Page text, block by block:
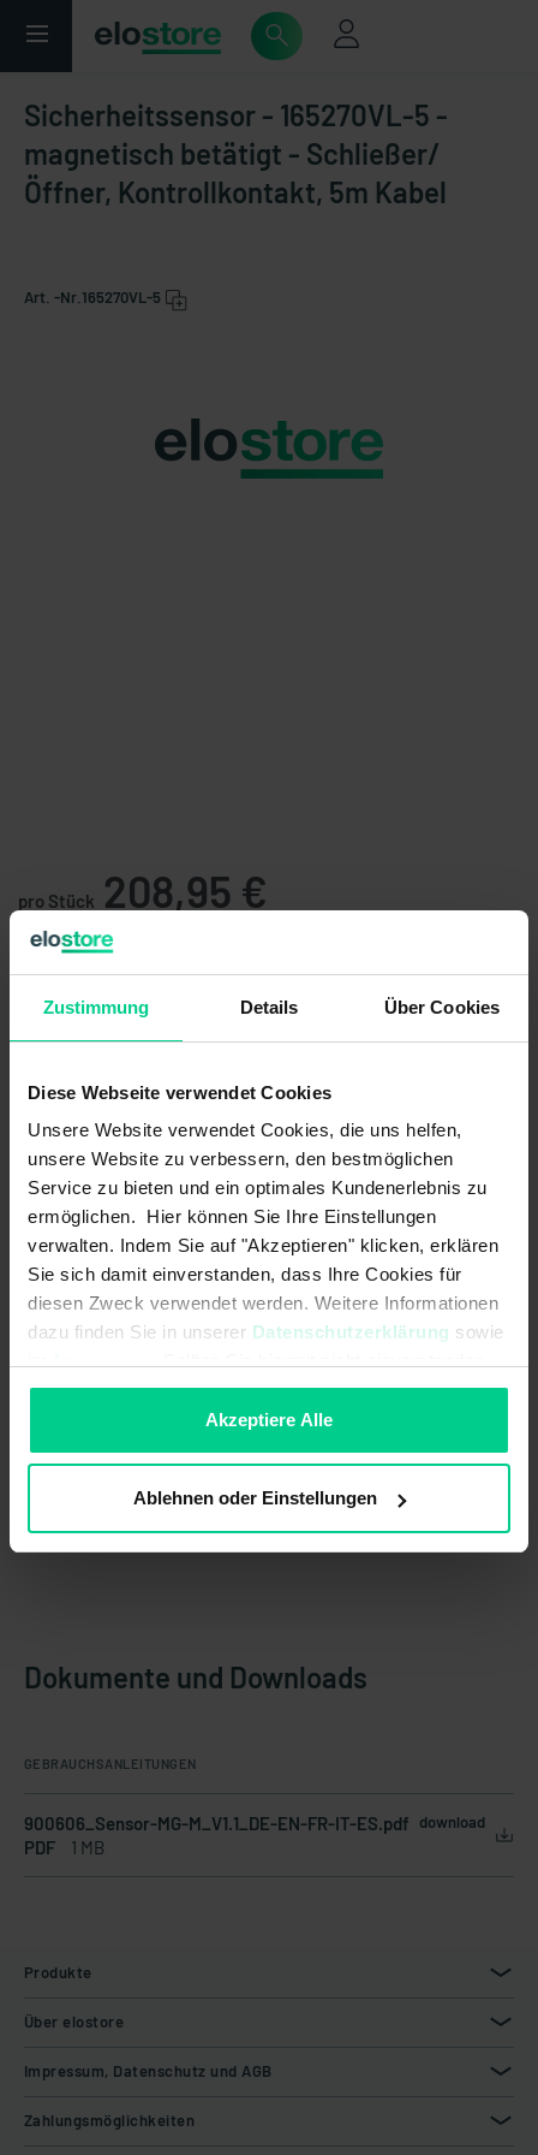
Zustimmung Details Über Cookies
Diese Webseite verwendet Cookies
Unsere Website verwendet Cookies, die uns helfen,
unsere Website zu verbessern, den bestmöglichen
Service zu bieten und ein optimales Kundenerlebnis zu
ermöglichen. Hier können Sie Ihre Einstellungen
verwalten. Indem Sie auf "Akzeptieren" klicken, erklären
Sie sich damit einverstanden, dass Ihre Cookies für
diesen Zweck verwendet werden. Weitere Informationen
dazu finden Sie in unserer Datenschutzerklärung sowie
sein, können Sie die Verwendung von Cookies hier
Akzeptiere Alle
Ablehnen oder Einstellungen
Sicherheitssensor - 165270VL-5 -
magnetisch betätigt - Schließer/
Öffner, Kontrollkontakt, 5m Kabel
Art. -Nr. 165270VL-5
pro Stück 208,95 €
Preise exkl. MwSt. zzgl. Versandkosten
verfügbar (54 Stk.), Lieferzeit 1-3 Tage
ab 50 Stk.
167,16 €
ab 100 Stk.
146,27 € - 30 %
In den Warenkorb
Angebot erstellen
Ursprungsland Deutschland
0.258 kg
Zolltarifnummer 85365019
Dokumente und Downloads
GEBRAUCHSANLEITUNGEN
900606_Sensor-MG-M_V1.1_DE-EN-FR-IT-ES.pdf
PDF
1 MB
download
Produkte
Über elostore
Impressum, Datenschutz und AGB
Zahlungsmöglichkeiten